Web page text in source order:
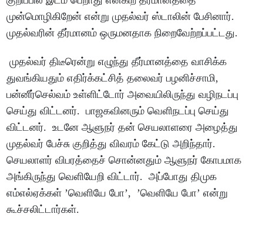
முன்மொழிகிறேன் என்று முதல்வர் ஸ்டாலின் பேசினார்.
முதல்வரின் தீர்மானம் ஒருமனதாக நிறைவேற்றப்பட்டது.
முதல்வர் திடீரென்று எழுந்து தீர்மானத்தை வாசிக்க
துவங்கியதும் எதிர்க்கட்சித் தலைவர் பழனிச்சாமி,
பன்னீர்செல்வம் உள்ளிட்டோர் அவையிலிருந்து வழிநடப்பு
செய்து விட்டனர். பாஜகவினரும் வெளிநடப்பு செய்து
விட்டனர். உடனே ஆளுநர் தன் செயலாளரை அழைத்து
முதல்வர் பேச்சு குறித்து விவரம் கேட்டு அறிந்தார்.
செயலாளர் விபரத்தைச் சொன்னதும் ஆளுநர் கோபமாக
அங்கிருந்து வெளியேறி விட்டார். அப்போது திமுக
எம்எல்ஏக்கள் ’வெளியே போ’, ’வெளியே போ’ என்று
கூச்சலிட்டார்கள்.